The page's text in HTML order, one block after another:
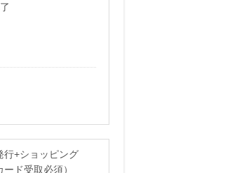
行+ショッピング
ド受取必須）